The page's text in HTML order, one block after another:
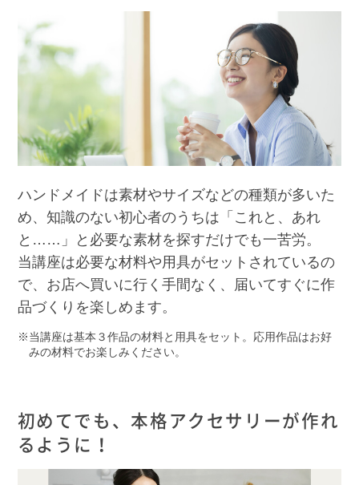
ハンドメイドは素材やサイズなどの種類が多いた
め、知識のない初心者のうちは「これと、あれ
と……」と必要な素材を探すだけでも一苦労。
当講座は必要な材料や用具がセットされているの
で、お店へ買いに行く手間なく、届いてすぐに作
品づくりを楽しめます。
当講座は基本３作品の材料と用具をセット。応用作品はお好
みの材料でお楽しみください。
初めてでも、本格アクセサリーが作れ
るように！